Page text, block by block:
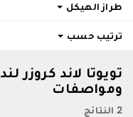
طراز الهيكل
ترتيب حسب
تويوتا لاند كروزر
ومواصفات
2 النتائج